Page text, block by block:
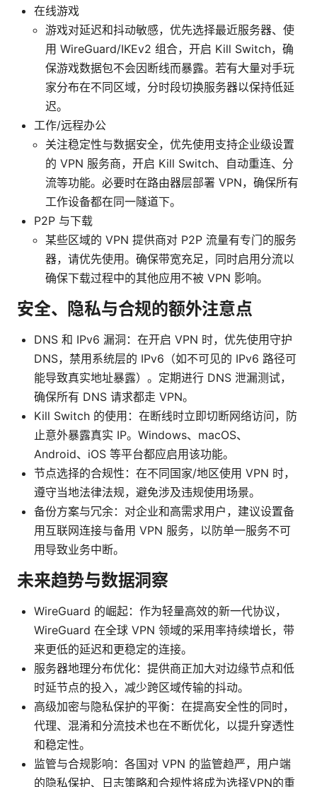
在线游戏
游戏对延迟和抖动敏感，优先选择最近服务器、使
用 WireGuard/IKEv2 组合，开启 Kill Switch，确
保游戏数据包不会因断线而暴露。若有大量对手玩
家分布在不同区域，分时段切换服务器以保持低延
迟。
工作/远程办公
关注稳定性与数据安全，优先使用支持企业级设置
的 VPN 服务商，开启 Kill Switch、自动重连、分
流等功能。必要时在路由器层部署 VPN，确保所有
工作设备都在同一隧道下。
P2P 与下载
某些区域的 VPN 提供商对 P2P 流量有专门的服务
器，请优先使用。确保带宽充足，同时启用分流以
确保下载过程中的其他应用不被 VPN 影响。
安全、隐私与合规的额外注意点
DNS 和 IPv6 漏洞：在开启 VPN 时，优先使用守护
DNS，禁用系统层的 IPv6（如不可见的 IPv6 路径可
能导致真实地址暴露）。定期进行 DNS 泄漏测试，
确保所有 DNS 请求都走 VPN。
Kill Switch 的使用：在断线时立即切断网络访问，防
止意外暴露真实 IP。Windows、macOS、
Android、iOS 等平台都应启用该功能。
节点选择的合规性：在不同国家/地区使用 VPN 时，
遵守当地法律法规，避免涉及违规使用场景。
备份方案与冗余：对企业和高需求用户，建议设置备
用互联网连接与备用 VPN 服务，以防单一服务不可
用导致业务中断。
未来趋势与数据洞察
WireGuard 的崛起：作为轻量高效的新一代协议，
WireGuard 在全球 VPN 领域的采用率持续增长，带
来更低的延迟和更稳定的连接。
服务器地理分布优化：提供商正加大对边缘节点和低
时延节点的投入，减少跨区域传输的抖动。
高级加密与隐私保护的平衡：在提高安全性的同时，
代理、混淆和分流技术也在不断优化，以提升穿透性
和稳定性。
监管与合规影响：各国对 VPN 的监管趋严，用户端
的隐私保护、日志策略和合规性将成为选择VPN的重